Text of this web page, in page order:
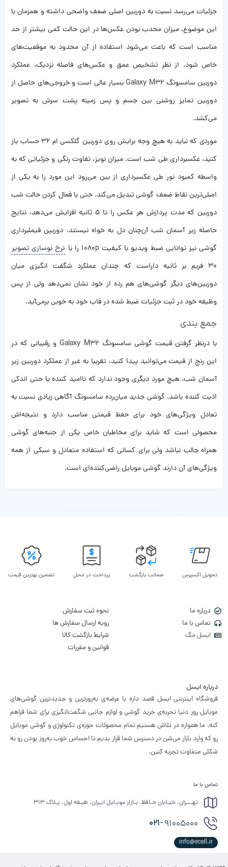
جزئیات می‌رسد نسبت به دوربین اصلی ضعف واضحی داشته و همزمان با
این موضوع، میزان محدب بودن عکس‌ها در این حالت کمی بیشتر از حد
مناسب است که باعث می‌شود استفاده از آن محدود به موقعیت‌های
خاص شود. از نظر تشخیص عمق و عکس‌های فاصله نزدیک، عملکرد
دوربین سامسونگ Galaxy M32 بسیار عالی است و خروجی‌های حاصل از
دوربین تمایز روشنی بین جسم و پس زمینه پشت سرش به تصویر
می‌کشد.
موردی که نباید به هیچ وجه برایش روی دوربین گلکسی ام 32 حساب باز
کنید، عکسبرداری طی شب است. میزان نویز، تفاوت رنگی و جزئیاتی که به
واسطه کمبود نور طی عکسبرداری از بین می‌رود این مورد را به یکی از
اصلی‌ترین نقاط ضعف گوشی تبدیل می‌کند. حتی با فعال کردن حالت شب
دوربین که مدت پردازش هر عکس را تا 5 ثانیه افزایش می‌دهد، نتایج
حاصله زیر آسمان شب آن‌چنان دل به خواه نیستند. دوربین فیملبرداری
گوشی نیز توانایی ضبط ویدیو با کیفیت 1080p را با
نرخ نوسازی تصویر
30 فریم بر ثانیه داراست که چندان عملکرد شگفت انگیزی میان
دوربین‌های دیگر گوشی‌های هم رده از خود نشان نمی‌دهد ولی از پس
وظیفه خود در ثبت جزئیات ضبط شده در قاب خود به خوبی برمی‌آید.
جمع بندی
با درنظر گرفتن قیمت گوشی سامسونگ Galaxy M32 و رقیبانی که در
این رنج از قیمت می‌توانید پیدا کنید، تقریبا به غیر از عملکرد دوربین زیر
آسمان شب، هیچ مورد دیگری وجود ندارد که ناامید کننده یا حتی اندکی
اذیت کننده باشد. گوشی جدید میان‌رده سامسونگ آگاهی زیادی نسبت به
تعادل ویژگی‌های خود برای حفظ قیمتی مناسب دارد و نتیجه‌اش
محصولی است که شاید برای مخاطبان خاص یکی از جنبه‌های گوشی
همراه جالب نباشد ولی برای کسانی که استفاده متعادل و سبکی از همه
ویژگی‌های آن دارند گوشی موبایل راضی‌کننده‌ای است.
تحویل اکسپرس ضمانت بازگشت پرداخت در محل تضمین بهترین قیمت
درباره ما
تماس با ما
ایسل مگ
نحوه ثبت سفارش
رویه ارسال سفارش ها
شرایط بازگشت کالا
قوانین و مقررات
درباره ایسل
فروشگاه اینترنتی ایسل قصد داره با عرضه‌ی به‌روزترین و جدیدترین گوشی‌های
موبایل روز دنیا تجربه‌ی خرید گوشی و لوازم جانبی شگفت‌انگیزی برای شما فراهم
کنه. ما همواره در تلاش هستیم تمام محصولات حوزه‌ی تکنولوژی و گوشی موبایل
رو که وارد بازار می‌شن در دسترس شما قرار بدیم تا احساس خوب به‌روز بودن رو به
شکلی متفاوت تجربه کنین.
تماس با ما
تهـــران، خیـابان حـافظ، بـازار موبـایل ایـران، طبـقه اول، پـلاک ۳۱۳
021-91005000
info@ecell.ir